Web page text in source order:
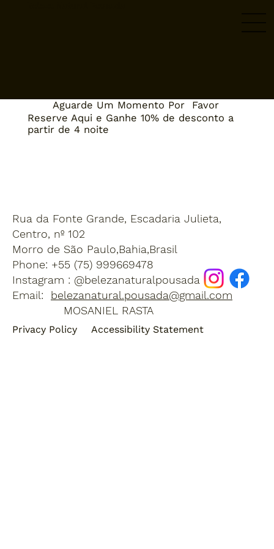
Aguarde Um Momento Por Favor
Reserve Aqui e Ganhe 10% de desconto a
partir de 4 noite
Rua da Fonte Grande, Escadaria Julieta,
Centro, nº 102
Morro de São Paulo,Bahia,Brasil
Phone: +55 (75) 999669478
Instagram : @belezanaturalpousada
Email: belezanatural.pousada@gmail.com
MOSANIEL RASTA
Privacy Policy Accessibility Statement